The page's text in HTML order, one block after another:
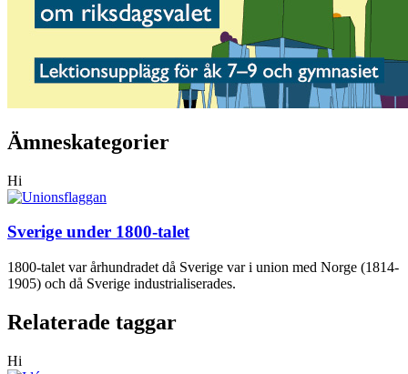
Ämneskategorier
Hi
Sverige under 1800-talet
1800-talet var århundradet då Sverige var i union med Norge (1814-
1905) och då Sverige industrialiserades.
Relaterade taggar
Hi